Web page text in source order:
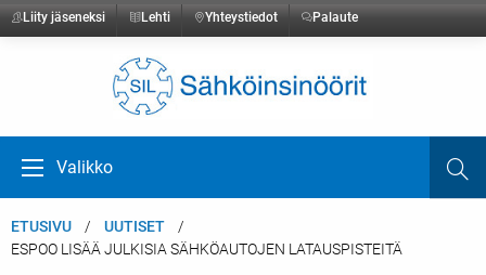
Liity jäseneksi Lehti Yhteystiedot Palaute
Avaa valikko
Valikko
ETUSIVU
UUTISET
ESPOO LISÄÄ JULKISIA SÄHKÖAUTOJEN LATAUSPISTEITÄ